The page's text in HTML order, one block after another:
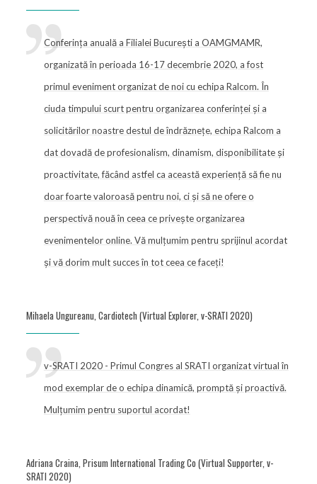
Conferința anuală a Filialei București a OAMGMAMR,
organizată în perioada 16-17 decembrie 2020, a fost
primul eveniment organizat de noi cu echipa Ralcom. În
ciuda timpului scurt pentru organizarea conferinței și a
solicitărilor noastre destul de îndrăznețe, echipa Ralcom a
dat dovadă de profesionalism, dinamism, disponibilitate și
proactivitate, făcând astfel ca această experiență să fie nu
doar foarte valoroasă pentru noi, ci și să ne ofere o
perspectivă nouă în ceea ce privește organizarea
evenimentelor online. Vă mulţumim pentru sprijinul acordat
și vă dorim mult succes în tot ceea ce faceţi!
Mihaela Ungureanu, Cardiotech (Virtual Explorer, v-SRATI 2020)
v-SRATI 2020 - Primul Congres al SRATI organizat virtual în
mod exemplar de o echipa dinamică, promptă și proactivă.
Mulțumim pentru suportul acordat!
Adriana Craina, Prisum International Trading Co (Virtual Supporter, v-
SRATI 2020)